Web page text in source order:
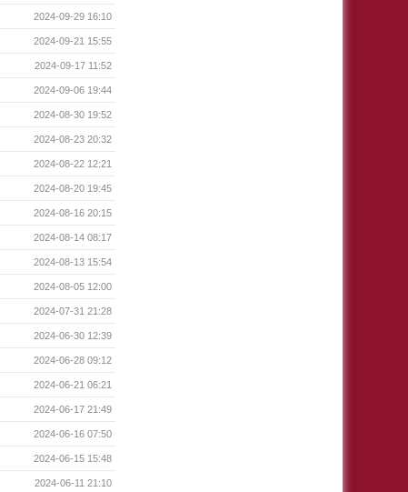
2024-09-29 16:10
2024-09-21 15:55
2024-09-17 11:52
2024-09-06 19:44
2024-08-30 19:52
2024-08-23 20:32
2024-08-22 12:21
2024-08-20 19:45
2024-08-16 20:15
2024-08-14 08:17
2024-08-13 15:54
2024-08-05 12:00
2024-07-31 21:28
2024-06-30 12:39
2024-06-28 09:12
2024-06-21 06:21
2024-06-17 21:49
2024-06-16 07:50
2024-06-15 15:48
2024-06-11 21:10